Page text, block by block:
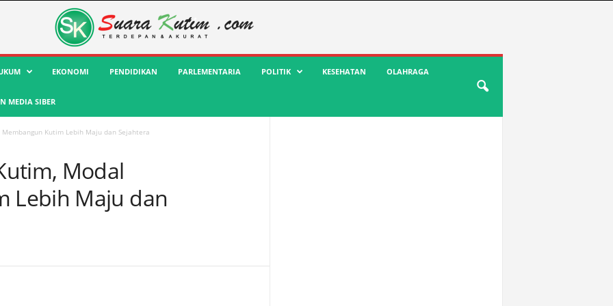
EKONOMI PENDIDIKAN PARLEMENTARIA POLITIK KESEHATAN OLAHRAGA
MEDIA SIBER
Membangun Kutim Lebih Maju dan Sejahtera
Modal
Lebih Maju dan